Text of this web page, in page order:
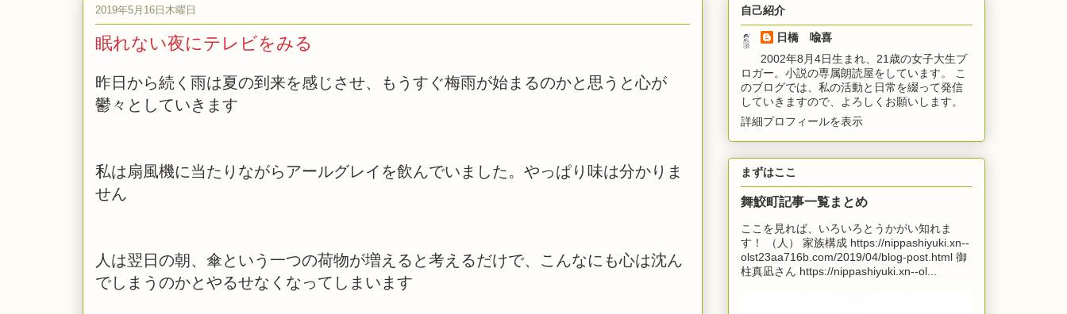
2019年5月16日木曜日
眠れない夜にテレビをみる
昨日から続く雨は夏の到来を感じさせ、もうすぐ梅雨が始まるのかと思うと心が
鬱々としていきます
私は扇風機に当たりながらアールグレイを飲んでいました。やっぱり味は分かりま
せん
人は翌日の朝、傘という一つの荷物が増えると考えるだけで、こんなにも心は沈ん
でしまうのかとやるせなくなってしまいます
自己紹介
日橋 喩喜
2002年8月4日生まれ、21歳の女子大生ブ
ロガー。小説の専属朗読屋をしています。 こ
のブログでは、私の活動と日常を綴って発信
していきますので、よろしくお願いします。
詳細プロフィールを表示
まずはここ
舞鮫町記事一覧まとめ
ここを見れば、いろいろとうかがい知れま
す！ （人） 家族構成 https://nippashiyuki.xn--
olst23aa716b.com/2019/04/blog-post.html 御
柱真凪さん https://nippashiyuki.xn--ol...